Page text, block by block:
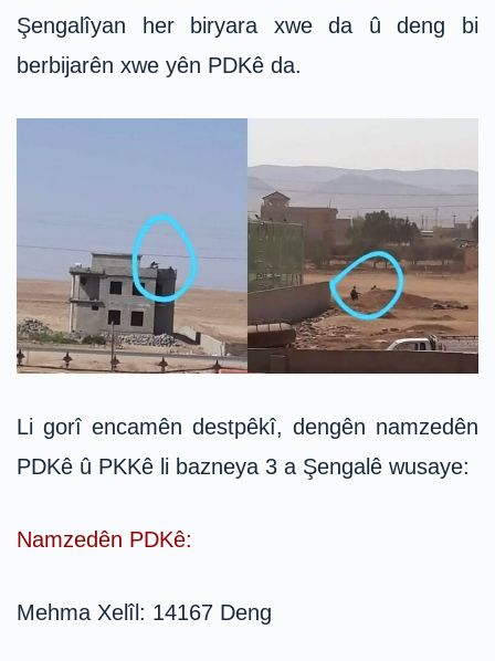
Şengalîyan her biryara xwe da û deng bi
berbijarên xwe yên PDKê da.
Li gorî encamên destpêkî, dengên namzedên
PDKê û PKKê li bazneya 3 a Şengalê wusaye:
Namzedên PDKê:
Mehma Xelîl: 14167 Deng